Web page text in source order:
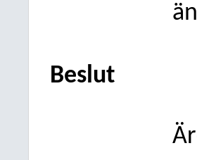
Beslut